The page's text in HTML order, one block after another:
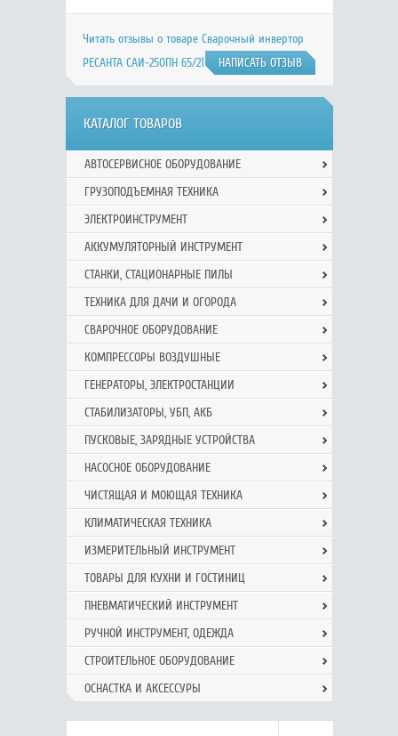
Читать отзывы о товаре Сварочный инвертор
РЕСАНТА САИ-250ПН 65/21 на Яндекс.Маркете
НАПИСАТЬ ОТЗЫВ
КАТАЛОГ ТОВАРОВ
АВТОСЕРВИСНОЕ ОБОРУДОВАНИЕ
ГРУЗОПОДЪЕМНАЯ ТЕХНИКА
ЭЛЕКТРОИНСТРУМЕНТ
АККУМУЛЯТОРНЫЙ ИНСТРУМЕНТ
СТАНКИ, СТАЦИОНАРНЫЕ ПИЛЫ
ТЕХНИКА ДЛЯ ДАЧИ И ОГОРОДА
СВАРОЧНОЕ ОБОРУДОВАНИЕ
КОМПРЕССОРЫ ВОЗДУШНЫЕ
ГЕНЕРАТОРЫ, ЭЛЕКТРОСТАНЦИИ
СТАБИЛИЗАТОРЫ, УБП, АКБ
ПУСКОВЫЕ, ЗАРЯДНЫЕ УСТРОЙСТВА
НАСОСНОЕ ОБОРУДОВАНИЕ
ЧИСТЯЩАЯ И МОЮЩАЯ ТЕХНИКА
КЛИМАТИЧЕСКАЯ ТЕХНИКА
ИЗМЕРИТЕЛЬНЫЙ ИНСТРУМЕНТ
ТОВАРЫ ДЛЯ КУХНИ И ГОСТИНИЦ
ПНЕВМАТИЧЕСКИЙ ИНСТРУМЕНТ
РУЧНОЙ ИНCТРУМЕНТ, ОДЕЖДА
СТРОИТЕЛЬНОЕ ОБОРУДОВАНИЕ
ОСНАСТКА И АКСЕССУРЫ